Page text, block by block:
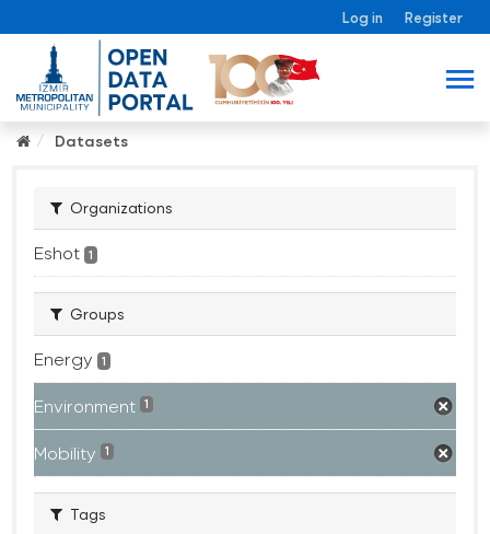
Log in Register
Datasets
Organizations
Eshot 1
Groups
Energy 1
Environment 1
Mobility 1
Tags